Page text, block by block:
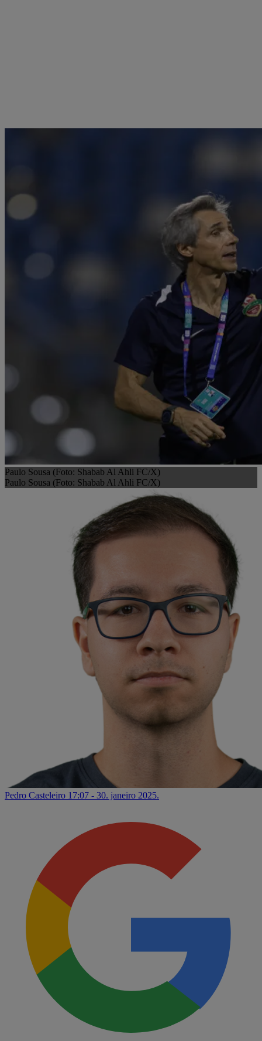
Paulo Sousa (Foto: Shabab Al Ahli FC/X)
Paulo Sousa (Foto: Shabab Al Ahli FC/X)
Pedro Casteleiro 17:07 - 30. janeiro 2025.